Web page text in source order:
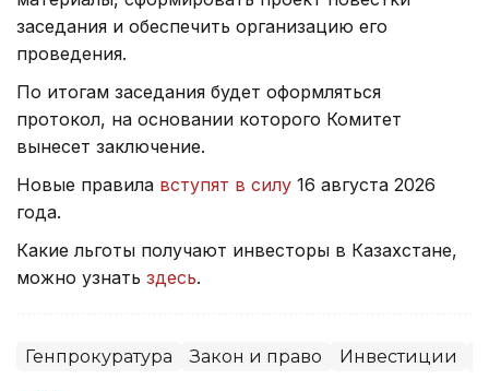
заседания и обеспечить организацию его
проведения.
По итогам заседания будет оформляться
протокол, на основании которого Комитет
вынесет заключение.
Новые правила вступят в силу 16 августа 2026
года.
Какие льготы получают инвесторы в Казахстане,
можно узнать здесь.
Генпрокуратура Закон и право Инвестиции